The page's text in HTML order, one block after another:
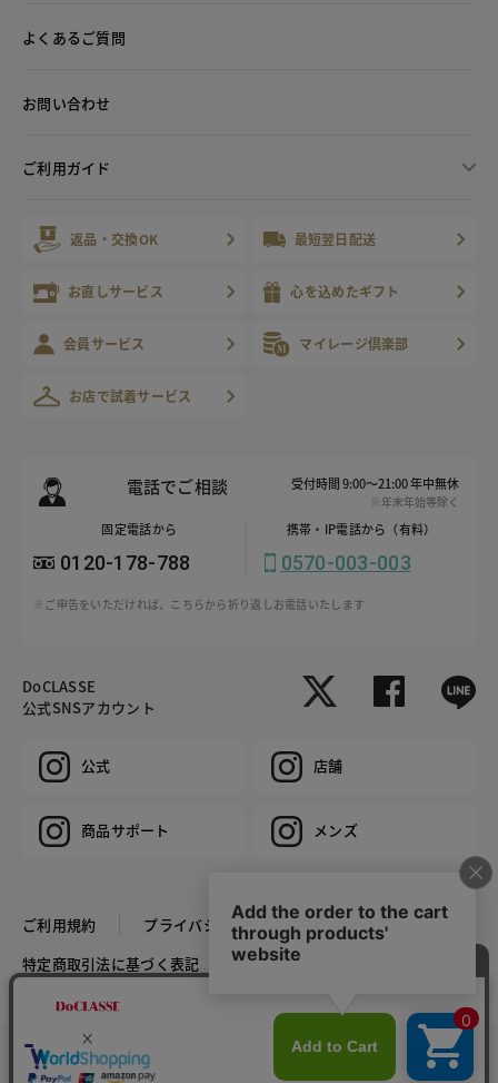
カラー・サイズを選択する
よくあるご質問
お問い合わせ
ご利用ガイド
返品・交換OK 最短翌日配送
お直しサービス 心を込めたギフト
会員サービス マイレージ倶楽部
お店で試着サービス
電話でご相談 受付時間 9:00～21:00 年中無休
※年末年始等除く
固定電話から
0120-178-788
携帯・IP電話から（有料）
0570-003-003
※ご申告をいただければ、こちらから折り返しお電話いたします
DoCLASSE
公式SNSアカウント
公式 店舗
商品サポート メンズ
ご利用規約
プライバシーポリシー
特定商取引法に基づく表記
推奨環境
COPYRIGHT © DoCLASSE ALL RIGHTS RESERVED.